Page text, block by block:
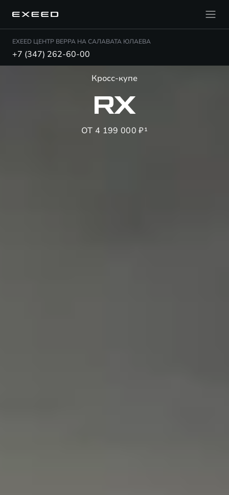
EXEED ЦЕНТР ВЕРРА НА САЛАВАТА ЮЛАЕВА
+7 (347) 262-60-00
Кросс-купе
RX
ОТ 4 199 000 ₽¹